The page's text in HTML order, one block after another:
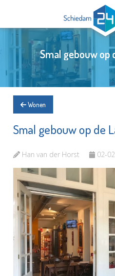
Smal gebouw op
Wonen
Smal gebouw op de
Han van der Horst 02-